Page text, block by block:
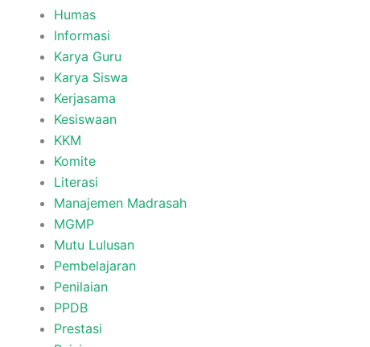
Humas
Informasi
Karya Guru
Karya Siswa
Kerjasama
Kesiswaan
KKM
Komite
Literasi
Manajemen Madrasah
MGMP
Mutu Lulusan
Pembelajaran
Penilaian
PPDB
Prestasi